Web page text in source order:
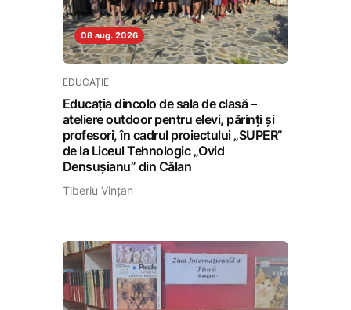
08 aug. 2026
EDUCAȚIE
Educația dincolo de sala de clasă –
ateliere outdoor pentru elevi, părinți și
profesori, în cadrul proiectului „SUPER”
de la Liceul Tehnologic „Ovid
Densușianu” din Călan
Tiberiu Vințan